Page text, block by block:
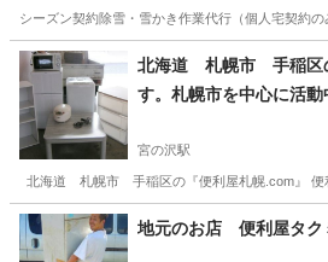
シーズン契約除雪・雪かき作業代行（個人宅契
北海道 宮の沢駅 便利屋
北海道 札幌市 手稲区
す。札幌市を中心に活
宮の沢駅
北海道 札幌市 手稲区の『便利屋札幌.com』 便
北海道 札幌市 宮の沢駅 便利屋
地元のお店 便利屋タク